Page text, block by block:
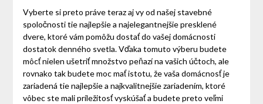
Vyberte si preto práve teraz aj vy od našej stavebné
spoločnosti tie najlepšie a najelegantnejšie presklené
dvere, ktoré vám pomôžu dostať do vašej domácnosti
dostatok denného svetla. Vďaka tomuto výberu budete
môcť nielen ušetriť množstvo peňazí na vašich účtoch, ale
rovnako tak budete moc mať istotu, že vaša domácnosť je
zariadená tie najlepšie a najkvalitnejšie zariadením, ktoré
vôbec ste mali príležitosť vyskúšať a budete preto veľmi